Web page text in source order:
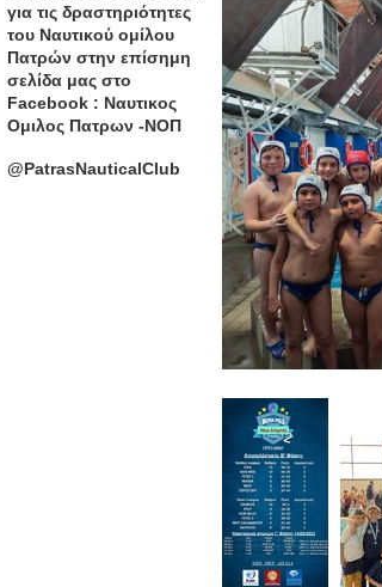
για τις δραστηριότητες
του Ναυτικού ομίλου
Πατρών στην επίσημη
σελίδα μας στο
Facebook : Ναυτικος
Ομιλος Πατρων -ΝΟΠ
@PatrasNauticalClub